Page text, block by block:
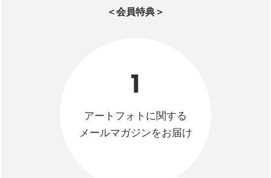
＜会員特典＞
1
アートフォトに関する
メールマガジンをお届け